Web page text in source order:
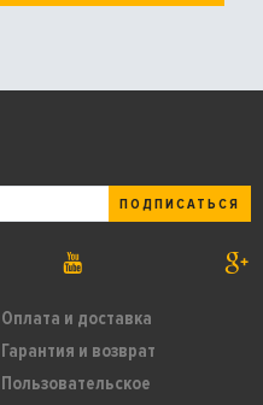
Оплата и доставка
Гарантия и возврат
Пользовательское
ПОДПИСАТЬСЯ